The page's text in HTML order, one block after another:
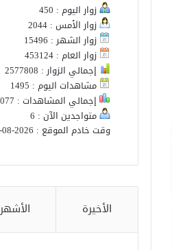
زوار اليوم : 450
زوار الأمس : 2044
زوار الشهر : 15496
زوار العام : 453124
إجمالي الزوار : 2577808
مشاهدات اليوم : 1495
إجمالي المشاهدات : 21349077
متواجدين الآن : 6
وقت خادم الموقع : 2026-08-07
الأخيرة الأشهر